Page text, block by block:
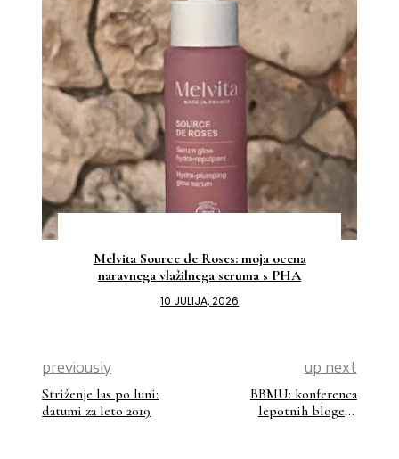
Melvita Source de Roses: moja ocena
naravnega vlažilnega seruma s PHA
10 JULIJA, 2026
previously
Striženje las po luni:
datumi za leto 2019
up next
BBMU: konferenca
lepotnih blogerk